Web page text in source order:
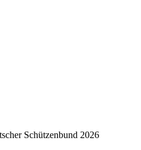
Schützenbund 2026